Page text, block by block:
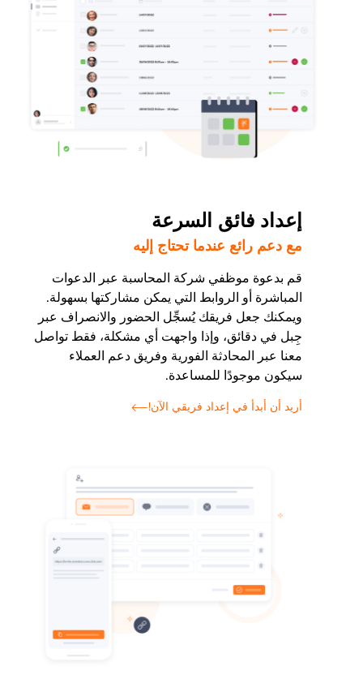
إعداد فائق السرعة
مع دعم رائع عندما تحتاج إليه
قم بدعوة موظفي شركة المحاسبة عبر الدعوات
المباشرة أو الروابط التي يمكن مشاركتها بسهولة.
ويمكنك جعل فريقك يُسجِّل الحضور والانصراف عبر
جِبل في دقائق، وإذا واجهت أي مشكلة، فقط تواصل
معنا عبر المحادثة الفورية وفريق دعم العملاء
سيكون موجودًا للمساعدة.
أريد أن أبدأ في إعداد فريقي الآن!